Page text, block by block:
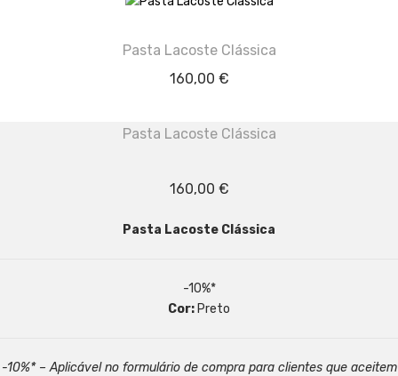
Pasta Lacoste Clássica
160,00 €
Pasta Lacoste Clássica
160,00 €
Pasta Lacoste Clássica
-10%*
Cor: Preto
-10%* – Aplicável no formulário de compra para clientes que aceitem